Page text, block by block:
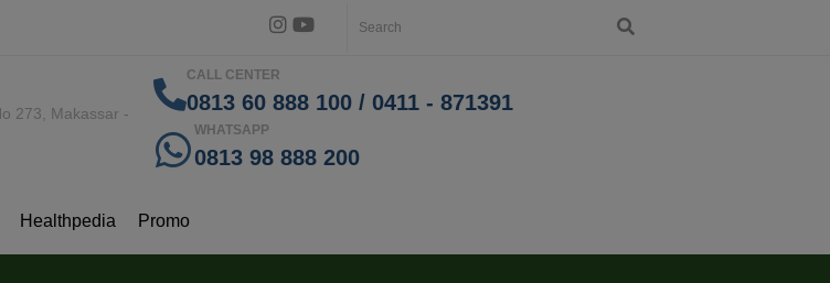
273, Makassar -
CALL CENTER
0813 60 888 100 / 0411 - 871391
WHATSAPP
0813 98 888 200
Healthpedia Promo